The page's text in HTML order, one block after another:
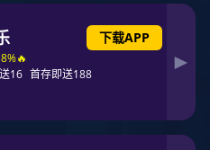
尺寸：长31.5x宽10x高27cm
风格: 欧美
适用性别：女
是否支持定制：是